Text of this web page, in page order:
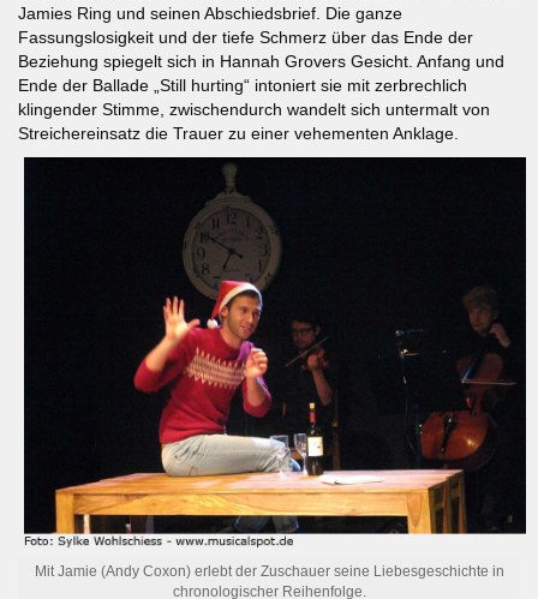
Jamies Ring und seinen Abschiedsbrief. Die ganze
Fassungslosigkeit und der tiefe Schmerz über das Ende der
Beziehung spiegelt sich in Hannah Grovers Gesicht. Anfang und
Ende der Ballade „Still hurting“ intoniert sie mit zerbrechlich
klingender Stimme, zwischendurch wandelt sich untermalt von
Streichereinsatz die Trauer zu einer vehementen Anklage.
Mit Jamie (Andy Coxon) erlebt der Zuschauer seine Liebesgeschichte in
chronologischer Reihenfolge.